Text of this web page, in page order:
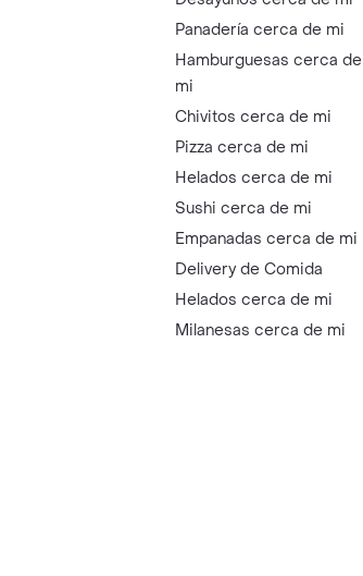
Panadería cerca de mi
Hamburguesas cerca de
mi
Chivitos cerca de mi
Pizza cerca de mi
Helados cerca de mi
Sushi cerca de mi
Empanadas cerca de mi
Delivery de Comida
Helados cerca de mi
Milanesas cerca de mi